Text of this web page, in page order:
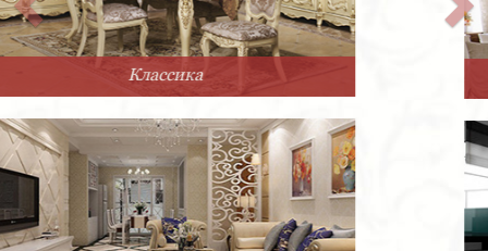
Прованс